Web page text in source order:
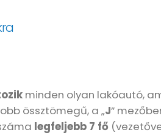
minden olyan lakóautó,
össztömegű, a „J”
legfeljebb 7 fő